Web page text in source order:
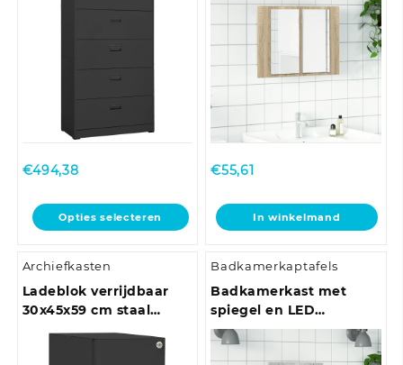
€494,38
Opties selecteren
Dit
product
meerdere
variaties.
Deze
€55,61
In winkelmand
Archiefkasten
Ladeblok verrijdbaar
30x45x59 cm staal
antracietkleurig
Badkamerkaptafels
Badkamerkast met
spiegel en LED
40x12x45 cm acryl
betongrijs